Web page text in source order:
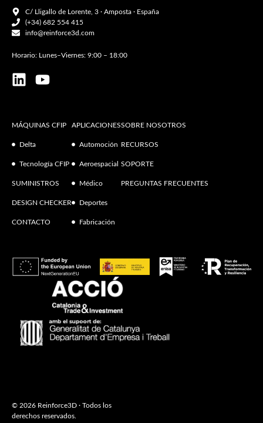
C/ Lligallo de Lorente, 3 · Amposta · España
(+34) 682 554 415
info@reinforce3d.com
Horario: Lunes–Viernes: 9:00 – 18:00
MÁQUINAS CFIP
Delta
Tecnología CFIP
SUMINISTROS
DESIGN CHECKER
CONTACTO
APLICACIONES
Automoción
Aeroespacial
Médico
Deportes
Fabricación
SOBRE NOSOTROS
RECURSOS
SOPORTE
PREGUNTAS FRECUENTES
© 2026 Reinforce3D · Todos los
derechos reservados.